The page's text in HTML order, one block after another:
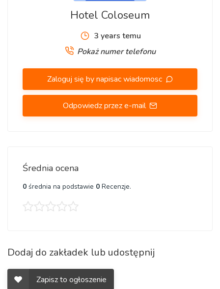
Hotel Coloseum
3 years temu
Pokaż numer telefonu
Zaloguj się by napisac wiadomosc
Odpowiedz przez e-mail
Średnia ocena
0 średnia na podstawie 0 Recenzje.
Dodaj do zakładek lub udostępnij
Zapisz to ogłoszenie